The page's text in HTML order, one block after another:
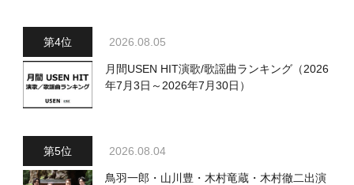
2026.08.05
月間USEN HIT演歌/歌謡曲ランキング（2026
年7月3日～2026年7月30日）
2026.08.04
鳥羽一郎・山川豊・木村竜蔵・木村徹二出演